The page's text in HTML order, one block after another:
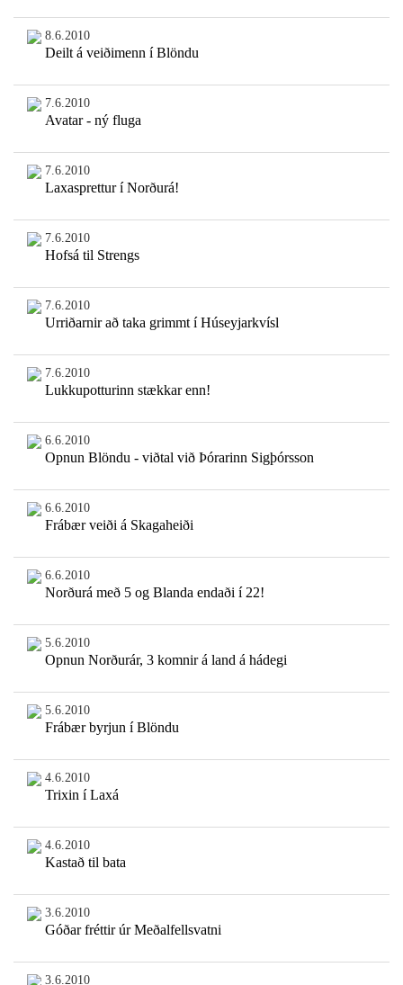
8.6.2010
Deilt á veiðimenn í Blöndu
7.6.2010
Avatar - ný fluga
7.6.2010
Laxasprettur í Norðurá!
7.6.2010
Hofsá til Strengs
7.6.2010
Urriðarnir að taka grimmt í Húseyjarkvísl
7.6.2010
Lukkupotturinn stækkar enn!
6.6.2010
Opnun Blöndu - viðtal við Þórarinn Sigþórsson
6.6.2010
Frábær veiði á Skagaheiði
6.6.2010
Norðurá með 5 og Blanda endaði í 22!
5.6.2010
Opnun Norðurár, 3 komnir á land á hádegi
5.6.2010
Frábær byrjun í Blöndu
4.6.2010
Trixin í Laxá
4.6.2010
Kastað til bata
3.6.2010
Góðar fréttir úr Meðalfellsvatni
3.6.2010